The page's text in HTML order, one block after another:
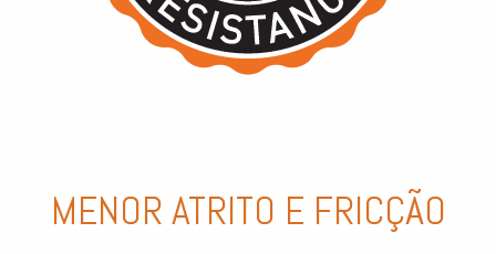
MENOR ATRITO E FRICÇÃO